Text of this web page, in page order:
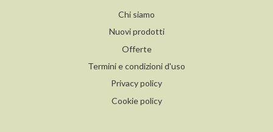
Chi siamo
Nuovi prodotti
Offerte
Termini e condizioni d'uso
Privacy policy
Cookie policy